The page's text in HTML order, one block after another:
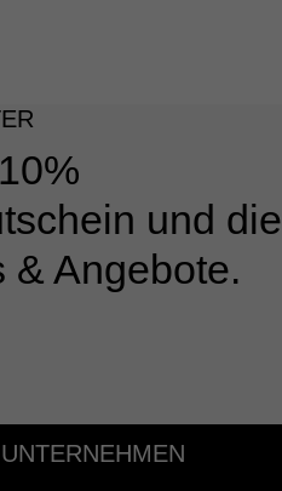
und die
& Angebote.
UNTERNEHMEN